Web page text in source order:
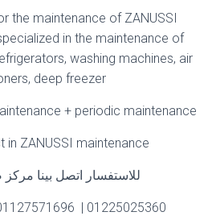
the maintenance of ZANUSSI
in the maintenance of
washing machines, air
deep freezer
+ periodic maintenance
in ZANUSSI maintenance
للاستفسار اتصل بينا